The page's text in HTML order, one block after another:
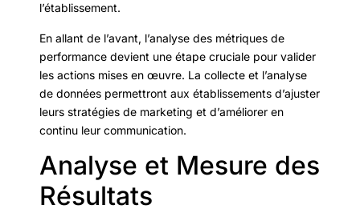
l’établissement.
En allant de l’avant, l’analyse des métriques de
performance devient une étape cruciale pour valider
les actions mises en œuvre. La collecte et l’analyse
de données permettront aux établissements d’ajuster
leurs stratégies de marketing et d’améliorer en
continu leur communication.
Analyse et Mesure des
Résultats